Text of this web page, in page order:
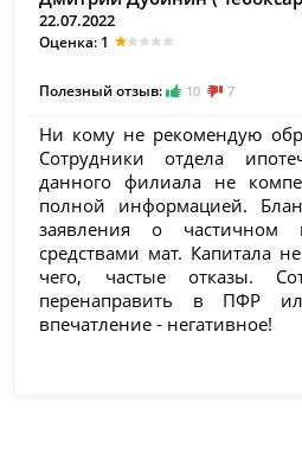
22.07.2022
Оценка: 1
Полезный отзыв: 10 7
Ни кому не рекомендую
Сотрудники отдела
данного филиала не
полной информацией.
заявления о частичном
средствами мат. Капитала
чего, частые отказы.
перенаправить в ПФР
впечатление - негативное!